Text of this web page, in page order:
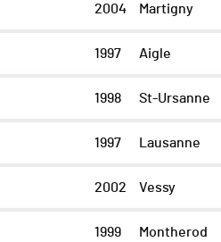
2004 Martigny
1997 Aigle
1998 St-Ursanne
1997 Lausanne
2002 Vessy
1999 Montherod